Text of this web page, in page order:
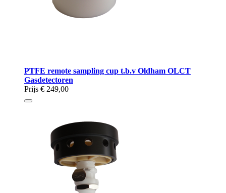
PTFE remote sampling cup t.b.v Oldham OLCT
Gasdetectoren
Prijs € 249,00